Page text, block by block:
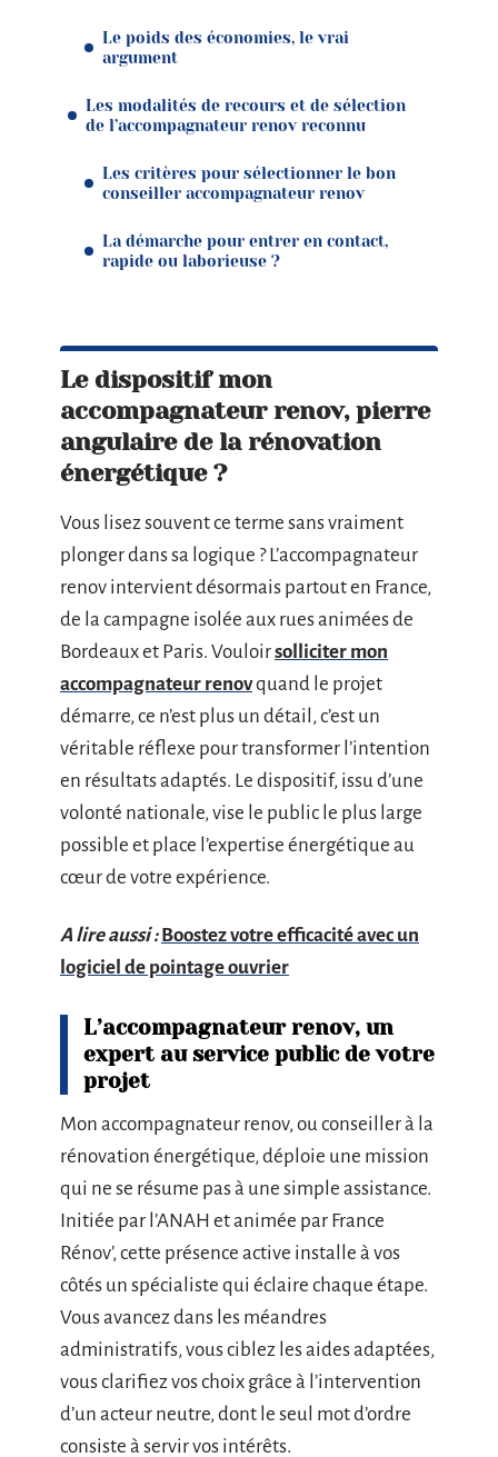
Le poids des économies, le vrai
argument
Les modalités de recours et de sélection
de l’accompagnateur renov reconnu
Les critères pour sélectionner le bon
conseiller accompagnateur renov
La démarche pour entrer en contact,
rapide ou laborieuse ?
Le dispositif mon
accompagnateur renov, pierre
angulaire de la rénovation
énergétique ?
Vous lisez souvent ce terme sans vraiment
plonger dans sa logique ? L’accompagnateur
renov intervient désormais partout en France,
de la campagne isolée aux rues animées de
Bordeaux et Paris. Vouloirsolliciter mon
accompagnateur renovquand le projet
démarre, ce n’est plus un détail, c’est un
véritable réflexe pour transformer l’intention
en résultats adaptés. Le dispositif, issu d’une
volonté nationale, vise le public le plus large
possible et place l’expertise énergétique au
cœur de votre expérience.
A lire aussi : Boostez votre efficacité avec un
logiciel de pointage ouvrier
L’accompagnateur renov, un
expert au service public de votre
projet
Mon accompagnateur renov, ou conseiller à la
rénovation énergétique, déploie une mission
qui ne se résume pas à une simple assistance.
Initiée par l’ANAH et animée par France
Rénov’, cette présence active installe à vos
côtés un spécialiste qui éclaire chaque étape.
Vous avancez dans les méandres
administratifs, vous ciblez les aides adaptées,
vous clarifiez vos choix grâce à l’intervention
d’un acteur neutre, dont le seul mot d’ordre
consiste à servir vos intérêts.